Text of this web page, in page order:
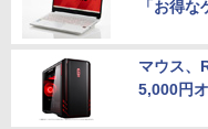
「お得な
マウス、
5,000円